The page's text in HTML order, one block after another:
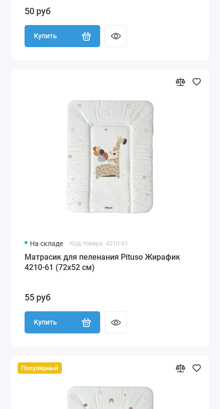
50 руб
Купить
На складе Код товара: 4210-61
Матрасик для пеленания Pituso Жирафик
4210-61 (72х52 см)
55 руб
Купить
Популярный